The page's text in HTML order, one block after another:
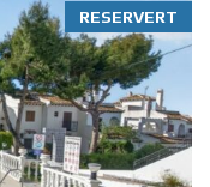
RESERVERT